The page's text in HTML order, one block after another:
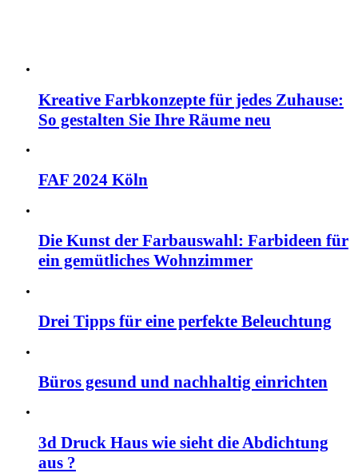
Kreative Farbkonzepte für jedes Zuhause:
So gestalten Sie Ihre Räume neu
FAF 2024 Köln
Die Kunst der Farbauswahl: Farbideen für
ein gemütliches Wohnzimmer
Drei Tipps für eine perfekte Beleuchtung
Büros gesund und nachhaltig einrichten
3d Druck Haus wie sieht die Abdichtung
aus ?